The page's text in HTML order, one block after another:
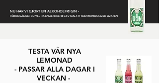
NU HAR VI GJORT EN ALKOHOLFRI GIN -
FÖR DE GÅNGER DU VILL HA EN ALKHOLFRI GT UTAN ATT KOMPROMISSA MED SMAKEN
TESTA VÅR NYA
LEMONAD
- PASSAR ALLA DAGAR I
VECKAN -